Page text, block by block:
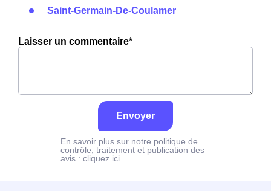
Saint-Germain-De-Coulamer
Laisser un commentaire*
Envoyer
En savoir plus sur notre politique de
contrôle, traitement et publication des
avis : cliquez ici